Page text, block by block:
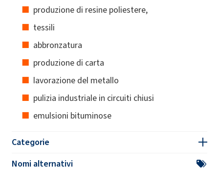
produzione di resine poliestere,
tessili
abbronzatura
produzione di carta
lavorazione del metallo
pulizia industriale in circuiti chiusi
emulsioni bituminose
Categorie
Nomi alternativi